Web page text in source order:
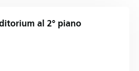
al 2° piano